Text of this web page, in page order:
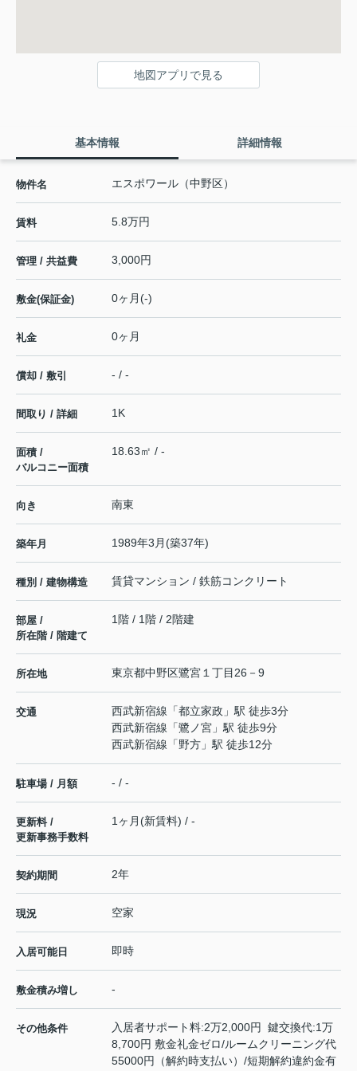
地図アプリで見る
基本情報 詳細情報
物件名 エスポワール（中野区）
賃料 5.8万円
管理 / 共益費 3,000円
敷金(保証金) 0ヶ月(-)
礼金 0ヶ月
償却 / 敷引 - / -
間取り / 詳細 1K
面積 /
バルコニー面積
18.63㎡ / -
向き 南東
築年月 1989年3月(築37年)
種別 / 建物構造 賃貸マンション / 鉄筋コンクリート
部屋 /
所在階 / 階建て
1階 / 1階 / 2階建
所在地 東京都中野区鷺宮 １丁目26－9
交通 西武新宿線 「都立家政 」駅 徒歩3分
西武新宿線 「鷺ノ宮 」駅 徒歩9分
西武新宿線 「野方 」駅 徒歩12分
駐車場 / 月額 - / -
更新料 /
更新事務手数料
1ヶ月(新賃料) / -
契約期間 2年
現況 空家
入居可能日 即時
敷金積み増し -
その他条件
入居者サポート料:2万2,000円 鍵交換代:1万
8,700円 敷金礼金ゼロ/ルームクリーニング代
55000円（解約時支払い）/短期解約違約金有